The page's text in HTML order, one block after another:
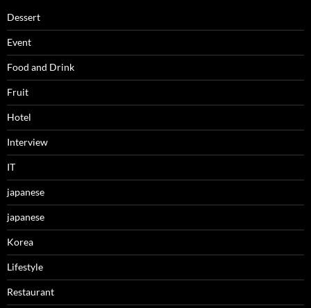
Dessert
Event
Food and Drink
Fruit
Hotel
Interview
IT
japanese
japanese
Korea
Lifestyle
Restaurant